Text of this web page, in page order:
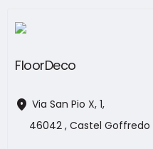
FloorDeco
location_on Via San Pio X, 1,
46042 , Castel Goffredo